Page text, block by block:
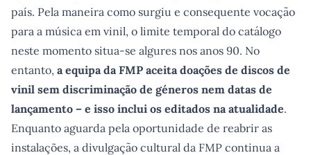
país. Pela maneira como surgiu e consequente vocação
para a música em vinil, o limite temporal do catálogo
neste momento situa-se algures nos anos 90. No
entanto, a equipa da FMP aceita doações de discos de
vinil sem discriminação de géneros nem datas de
lançamento – e isso inclui os editados na atualidade.
Enquanto aguarda pela oportunidade de reabrir as
instalações, a divulgação cultural da FMP continua a